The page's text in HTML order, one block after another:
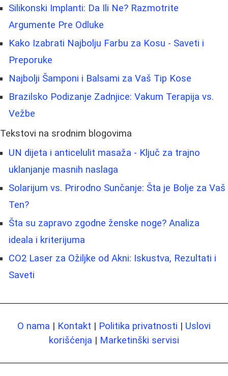
Silikonski Implanti: Da Ili Ne? Razmotrite
Argumente Pre Odluke
Kako Izabrati Najbolju Farbu za Kosu - Saveti i
Preporuke
Najbolji Šamponi i Balsami za Vaš Tip Kose
Brazilsko Podizanje Zadnjice: Vakum Terapija vs.
Vežbe
Tekstovi na srodnim blogovima
UN dijeta i anticelulit masaža - Ključ za trajno
uklanjanje masnih naslaga
Solarijum vs. Prirodno Sunčanje: Šta je Bolje za Vaš
Ten?
Šta su zapravo zgodne ženske noge? Analiza
ideala i kriterijuma
CO2 Laser za Ožiljke od Akni: Iskustva, Rezultati i
Saveti
O nama | Kontakt | Politika privatnosti | Uslovi
korišćenja | Marketinški servisi